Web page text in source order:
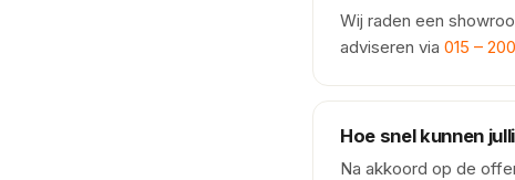
Wij raden een
adviseren via 015 –
Hoe snel kunnen
Na akkoord op de